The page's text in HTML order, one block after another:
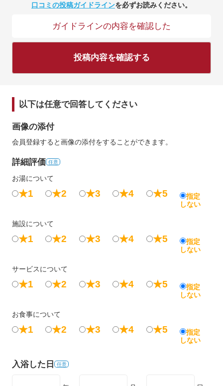
口コミの投稿ガイドラインを必ずお読みください。
ガイドラインの内容を確認した
投稿内容を確認する
以下は任意で回答してください
画像の添付
会員登録すると画像の添付をすることができます。
詳細評価 任意
お湯について
★1 ★2 ★3 ★4 ★5
指定
しない
施設について
★1 ★2 ★3 ★4 ★5
指定
しない
サービスについて
★1 ★2 ★3 ★4 ★5
指定
しない
お食事について
★1 ★2 ★3 ★4 ★5
指定
しない
入浴した日 任意